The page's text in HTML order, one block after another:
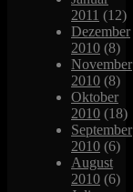
2011 (12)
Dezember
2010 (8)
November
2010 (8)
Oktober
2010 (18)
September
2010 (6)
August
2010 (6)